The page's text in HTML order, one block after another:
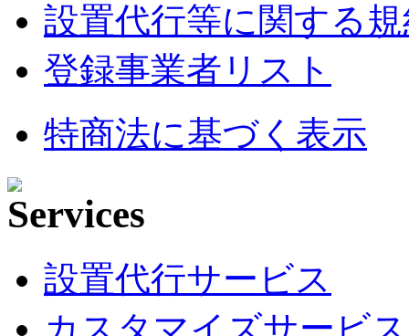
設置代行等に関する
登録事業者リスト
特商法に基づく表示
設置代行サービス